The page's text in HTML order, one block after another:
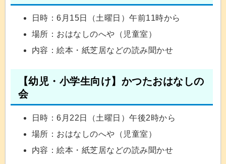
日時：6月15日（土曜日）午前11時から
場所：おはなしのへや（児童室）
内容：絵本・紙芝居などの読み聞かせ
【幼児・小学生向け】かつたおはなしの
会
日時：6月22日（土曜日）午後2時から
場所：おはなしのへや（児童室）
内容：絵本・紙芝居などの読み聞かせ